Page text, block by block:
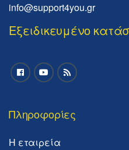
info@support4you.gr
Εξειδικευμένο
Πληροφορίες
Η εταιρεία